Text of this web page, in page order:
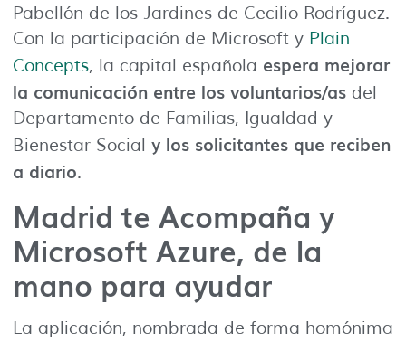
Pabellón de los Jardines de Cecilio Rodríguez.
Con la participación de Microsoft y Plain
Concepts, la capital española espera mejorar
la comunicación entre los voluntarios/as del
Departamento de Familias, Igualdad y
Bienestar Social y los solicitantes que reciben
a diario.
Madrid te Acompaña y
Microsoft Azure, de la
mano para ayudar
La aplicación, nombrada de forma homónima